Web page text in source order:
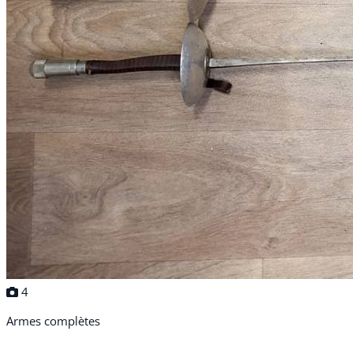
4
Armes complètes